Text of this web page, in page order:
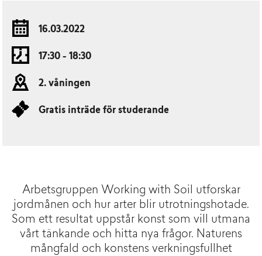
16.03.2022
17:30 - 18:30
2. våningen
Gratis inträde för studerande
Arbetsgruppen Working with Soil utforskar
jordmånen och hur arter blir utrotningshotade.
Som ett resultat uppstår konst som vill utmana
vårt tänkande och hitta nya frågor. Naturens
mångfald och konstens verkningsfullhet